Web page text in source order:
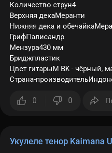
Количество струн4
Верхняя декаМеранти
Нижняя дека и
ГрифПалисандр
Мензура430 мм
Бриджпластик
Цвет гитарыM BK - чёрный,
Страна-
0 0
Укулеле тенор Kaimana